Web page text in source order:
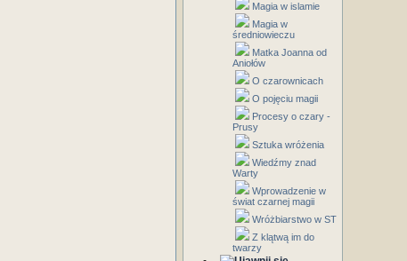
Magia w islamie
Magia w
średniowieczu
Matka Joanna od
Aniołów
O czarownicach
O pojęciu magii
Procesy o czary -
Prusy
Sztuka wróżenia
Wiedźmy znad
Warty
Wprowadzenie w
świat czarnej magii
Wróżbiarstwo w ST
Z klątwą im do
twarzy